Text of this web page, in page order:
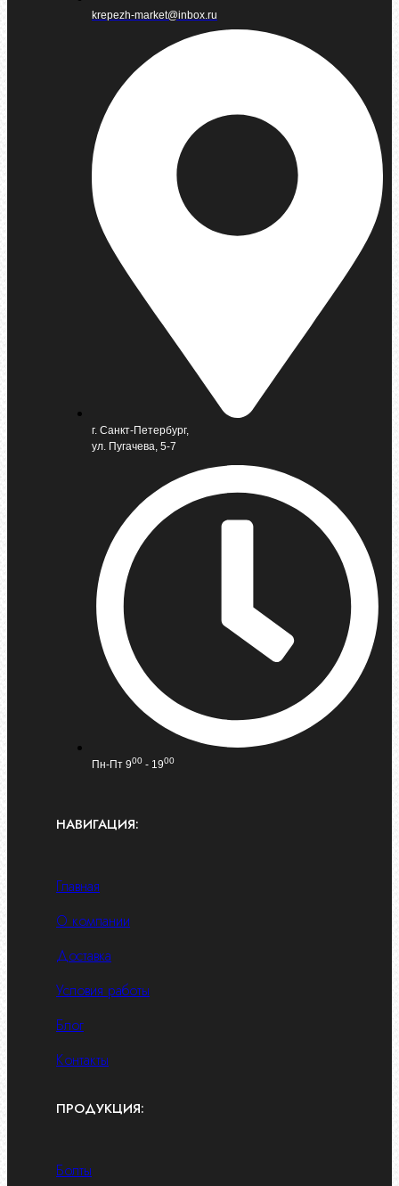
krepezh-market@inbox.ru
г. Санкт-Петербург,
ул. Пугачева, 5-7
Пн-Пт 900 - 1900
НАВИГАЦИЯ:
Главная
О компании
Доставка
Условия работы
Блог
Контакты
ПРОДУКЦИЯ:
Болты